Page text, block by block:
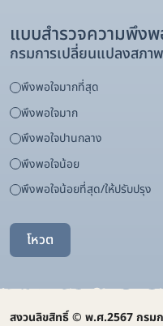
แบบสำรวจความพึงพ
กรมการเปลี่ยนแปลงสภา
พึงพอใจมากที่สุด
พึงพอใจมาก
พึงพอใจปานกลาง
พึงพอใจน้อย
พึงพอใจน้อยที่สุด/ให้ปรับปรุง
โหวต
สงวนลิขสิทธิ์ © พ.ศ.2567 กรม